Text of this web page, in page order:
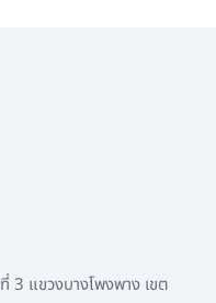
3 แขวงบางโพงพาง เขต